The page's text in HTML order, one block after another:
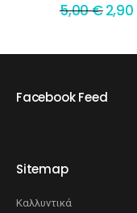
5,00€2,90
Facebook Feed
Sitemap
Καλλυντικά